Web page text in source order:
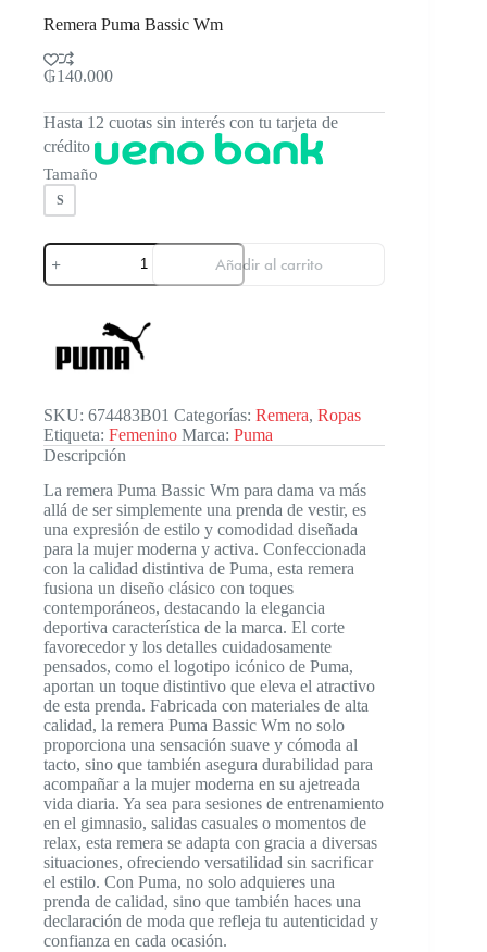
Remera Puma Bassic Wm
₲140.000
Hasta 12 cuotas sin interés con tu tarjeta de
crédito
Tamaño
S
Remera
Puma
Bassic
Añadir al carrito
SKU: 674483B01 Categorías: Remera, Ropas
Etiqueta: Femenino Marca: Puma
Descripción
La remera Puma Bassic Wm para dama va más
allá de ser simplemente una prenda de vestir, es
una expresión de estilo y comodidad diseñada
para la mujer moderna y activa. Confeccionada
con la calidad distintiva de Puma, esta remera
fusiona un diseño clásico con toques
contemporáneos, destacando la elegancia
deportiva característica de la marca. El corte
favorecedor y los detalles cuidadosamente
pensados, como el logotipo icónico de Puma,
aportan un toque distintivo que eleva el atractivo
de esta prenda. Fabricada con materiales de alta
calidad, la remera Puma Bassic Wm no solo
proporciona una sensación suave y cómoda al
tacto, sino que también asegura durabilidad para
acompañar a la mujer moderna en su ajetreada
vida diaria. Ya sea para sesiones de entrenamiento
en el gimnasio, salidas casuales o momentos de
relax, esta remera se adapta con gracia a diversas
situaciones, ofreciendo versatilidad sin sacrificar
el estilo. Con Puma, no solo adquieres una
prenda de calidad, sino que también haces una
declaración de moda que refleja tu autenticidad y
confianza en cada ocasión.